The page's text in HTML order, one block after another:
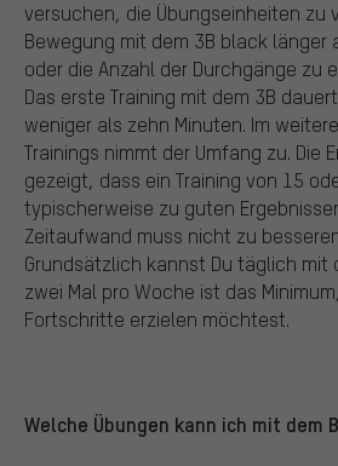
versuchen, die Übungseinheiten zu
Bewegung mit dem 3B black
oder die Anzahl der Durchgänge zu
Das erste Training mit dem 3B
weniger als zehn Minuten. Im
Trainings nimmt der Umfang zu. Die
gezeigt, dass ein Training von 15
typischerweise zu guten
Zeitaufwand muss nicht zu
Grundsätzlich kannst Du täglich mit
zwei Mal pro Woche ist das
Fortschritte erzielen möchtest.
Welche Übungen kann ich mit dem